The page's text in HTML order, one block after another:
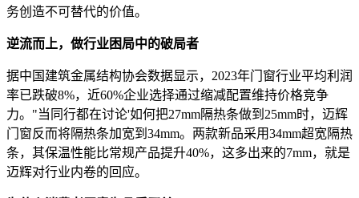
务创造不可替代的价值。
逆流而上，做行业困局中的破局者
据中国建筑金属结构协会数据显示，2023年门窗行业平均利润
率已跌破8%，近60%企业选择通过缩减配置维持价格竞争
力。"当同行都在讨论'如何把27mm隔热条做到25mm时，迈辉
门窗反而将隔热条加宽到34mm。两款新品采用34mm超宽隔热
条，其保温性能比常规产品提升40%，这多出来的7mm，就是
迈辉对行业内卷的回应。